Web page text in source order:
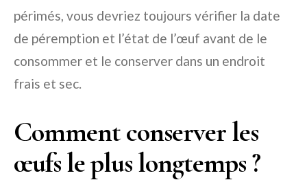
périmés, vous devriez toujours vérifier la date
de péremption et l’état de l’œuf avant de le
consommer et le conserver dans un endroit
frais et sec.
Comment conserver les
œufs le plus longtemps ?